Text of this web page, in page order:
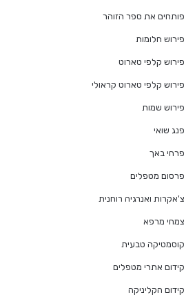
פותחים את ספר הזוהר
פירוש חלומות
פירוש קלפי טארוט
פירוש קלפי טארוט קראולי
פירוש שמות
פנג שואי
פרחי באך
פרסום מטפלים
צ'אקרות ואנרגיה רוחנית
צמחי מרפא
קוסמטיקה טבעית
קידום אתרי מטפלים
קידום הקליניקה